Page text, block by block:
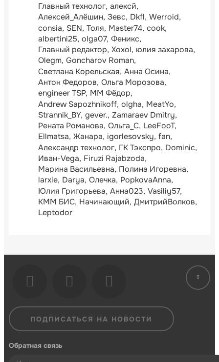
Главный технолог алексй
Алексей_Алёшин Зевс Dkfl Werroid
consia SEN Толя Master74 cook
albertini25 olga07 Феникс
Главный редактор Xoxol юлия захарова
Olegm Goncharov Roman
Светлана Корельская Анна Осина
Антон Федоров Ольга Морозова
engineer TSP ММ Фёдор
Andrew Sapozhnikoff olgha MeatYo
Strannik_BY gever. Zamaraev Dmitry
Рената Романова Ольга_С LeeFooT
Ellmatsa Жанара igorlesovsky fan
Александр технолог ГК Тэкспро Dominic
Иван-Vega Firuzi Rajabzoda
Марина Васильевна Полина Игоревна
larxie Darya Олечка PopkovaAnna
Юлия Григорьева Анна023 Vasiliy57
КММ БИС Начинающий ДмитрийВолков
Leptodor
ПОДПИСАТЬСЯ НА НОВОСТИ
Обратная связь